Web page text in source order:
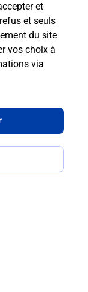
et
et seuls
du site
vos choix à
via
posées
lettres
un
se